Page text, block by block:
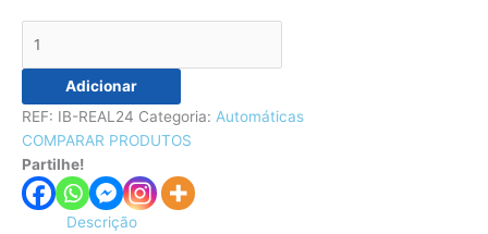
Adicionar
REF: IB-REAL24 Categoria: Automáticas
COMPARAR PRODUTOS
Partilhe!
Descrição